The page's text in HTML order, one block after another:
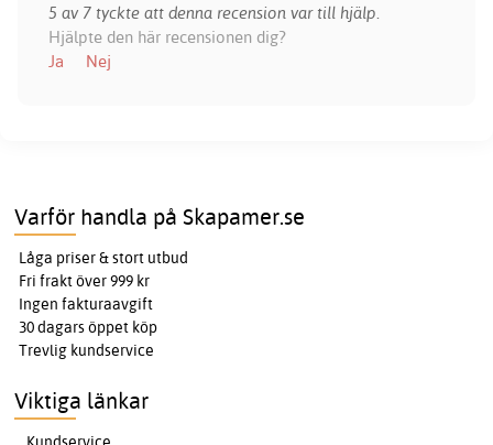
5 av 7 tyckte att denna recension var till hjälp.
Hjälpte den här recensionen dig?
Ja
Nej
Varför handla på Skapamer.se
Låga priser & stort utbud
Fri frakt över 999 kr
Ingen fakturaavgift
30 dagars öppet köp
Trevlig kundservice
Viktiga länkar